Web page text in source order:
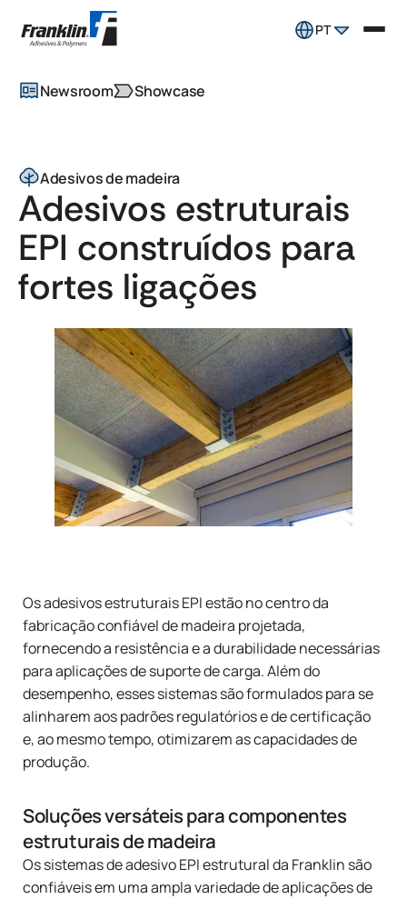
PT
Newsroom Showcase
Adesivos de madeira
Adesivos estruturais
EPI construídos para
fortes ligações
Os adesivos estruturais EPI estão no centro da
fabricação confiável de madeira projetada,
fornecendo a resistência e a durabilidade necessárias
para aplicações de suporte de carga. Além do
desempenho, esses sistemas são formulados para se
alinharem aos padrões regulatórios e de certificação
e, ao mesmo tempo, otimizarem as capacidades de
produção.
Soluções versáteis para componentes
estruturais de madeira
Os sistemas de adesivo EPI estrutural da Franklin são
confiáveis em uma ampla variedade de aplicações de